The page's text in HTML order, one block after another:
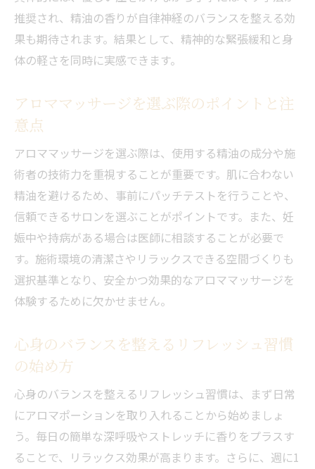
推奨され、精油の香りが自律神経のバランスを整える効
果も期待されます。結果として、精神的な緊張緩和と身
体の軽さを同時に実感できます。
アロママッサージを選ぶ際のポイントと注
意点
アロママッサージを選ぶ際は、使用する精油の成分や施
術者の技術力を重視することが重要です。肌に合わない
精油を避けるため、事前にパッチテストを行うことや、
信頼できるサロンを選ぶことがポイントです。また、妊
娠中や持病がある場合は医師に相談することが必要で
す。施術環境の清潔さやリラックスできる空間づくりも
選択基準となり、安全かつ効果的なアロママッサージを
体験するために欠かせません。
心身のバランスを整えるリフレッシュ習慣
の始め方
心身のバランスを整えるリフレッシュ習慣は、まず日常
にアロマポーションを取り入れることから始めましょ
う。毎日の簡単な深呼吸やストレッチに香りをプラスす
ることで、リラックス効果が高まります。さらに、週に1